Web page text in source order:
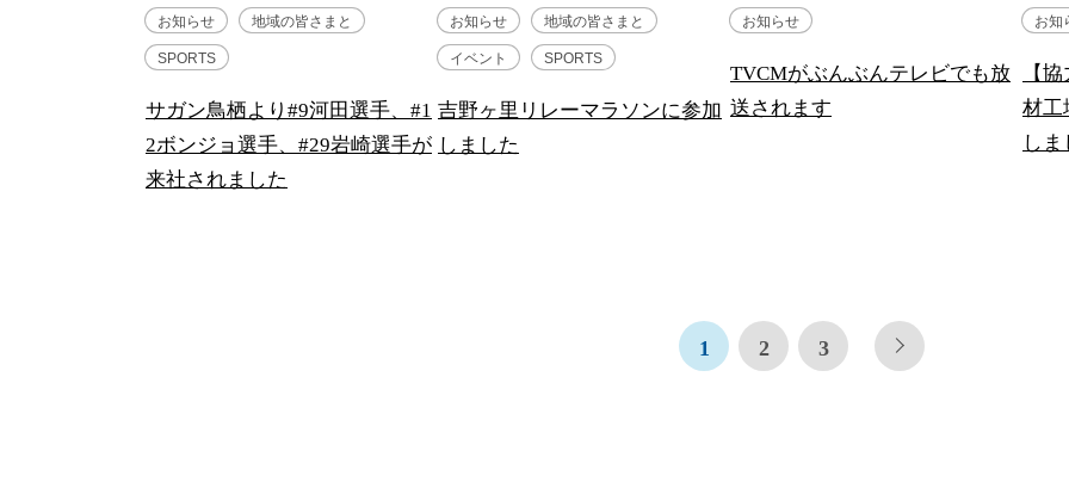
お知らせ 地域の皆さまと
SPORTS
サガン鳥栖より#9河田選手、#1
2ボンジョ選手、#29岩崎選手が
来社されました
お知らせ 地域の皆さまと
イベント SPORTS
吉野ヶ里リレーマラソンに参加
しました
お知らせ
TVCMがぶんぶんテレビでも放
送されます
お知
【
材工
し
1 2 3